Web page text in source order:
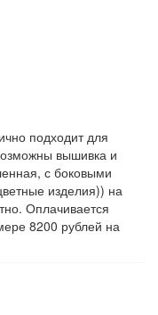
подходит для
вышивка и
с боковыми
изделия)) на
Оплачивается
8200 рублей на